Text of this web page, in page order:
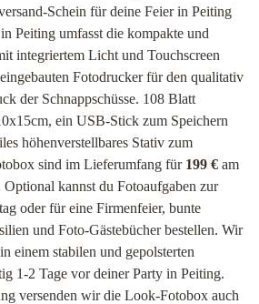
Schein für deine Feier in Peiting
Peiting umfasst die kompakte und
integriertem Licht und Touchscreen
Fotodrucker für den qualitativ
der Schnappschüsse. 108 Blatt
ein USB-Stick zum Speichern
höhenverstellbares Stativ zum
sind im Lieferumfang für 199 € am
kannst du Fotoaufgaben zur
oder für eine Firmenfeier, bunte
und Foto-Gästebücher bestellen. Wir
einem stabilen und gepolsterten
1-2 Tage vor deiner Party in Peiting.
versenden wir die Look-Fotobox auch